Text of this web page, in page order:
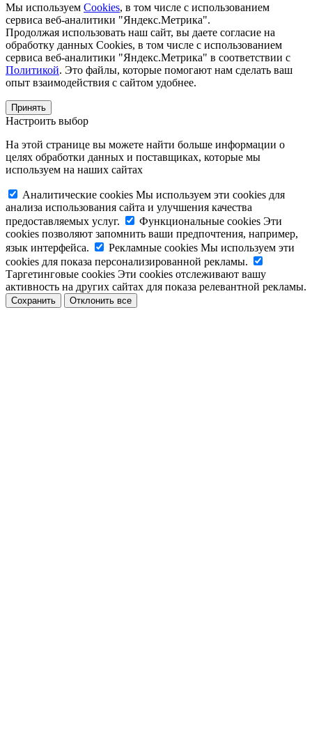
Мы используем Cookies, в том числе с использованием
сервиса веб-аналитики "Яндекс.Метрика".
Продолжая использовать наш сайт, вы даете согласие на
обработку данных Cookies, в том числе с использованием
сервиса веб-аналитики "Яндекс.Метрика" в соответствии с
Политикой. Это файлы, которые помогают нам сделать ваш
опыт взаимодействия с сайтом удобнее.
Принять
Настроить выбор
На этой странице вы можете найти больше информации о
целях обработки данных и поставщиках, которые мы
используем на наших сайтах
Аналитические cookies Мы используем эти cookies для
анализа использования сайта и улучшения качества
предоставляемых услуг.
Функциональные cookies Эти
cookies позволяют запомнить ваши предпочтения, например,
язык интерфейса.
Рекламные cookies Мы используем эти
cookies для показа персонализированной рекламы.
Таргетинговые cookies Эти cookies отслеживают вашу
активность на других сайтах для показа релевантной рекламы.
Сохранить Отклонить все